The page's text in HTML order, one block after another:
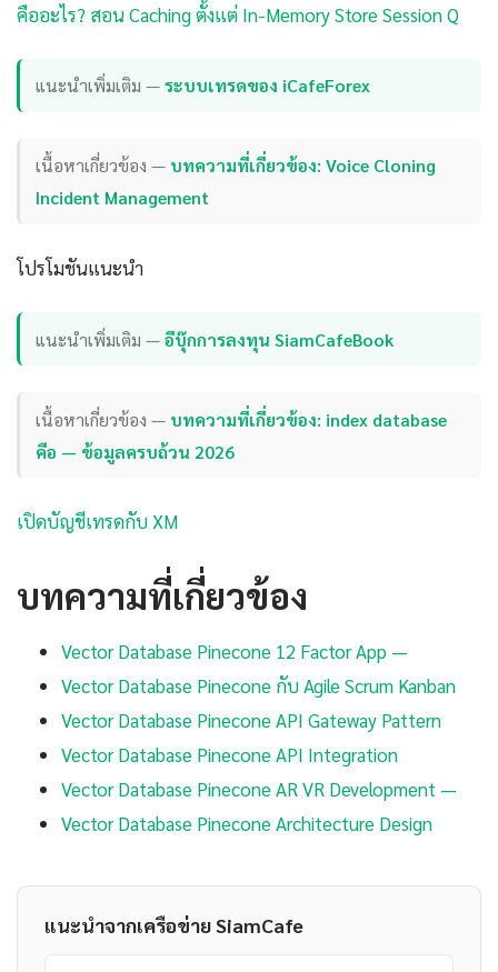
คืออะไร? สอน Caching ตั้งแต่ In-Memory Store Session Q
แนะนำเพิ่มเติม —ระบบเทรดของ iCafeForex
เนื้อหาเกี่ยวข้อง — บทความที่เกี่ยวข้อง: Voice Cloning
Incident Management
โปรโมชันแนะนำ
แนะนำเพิ่มเติม —อีบุ๊กการลงทุน SiamCafeBook
เนื้อหาเกี่ยวข้อง — บทความที่เกี่ยวข้อง: index database
คือ — ข้อมูลครบถ้วน 2026
เปิดบัญชีเทรดกับ XM
บทความที่เกี่ยวข้อง
Vector Database Pinecone 12 Factor App —
Vector Database Pinecone กับ Agile Scrum Kanban
Vector Database Pinecone API Gateway Pattern
Vector Database Pinecone API Integration
Vector Database Pinecone AR VR Development —
Vector Database Pinecone Architecture Design
แนะนำจากเครือข่าย SiamCafe